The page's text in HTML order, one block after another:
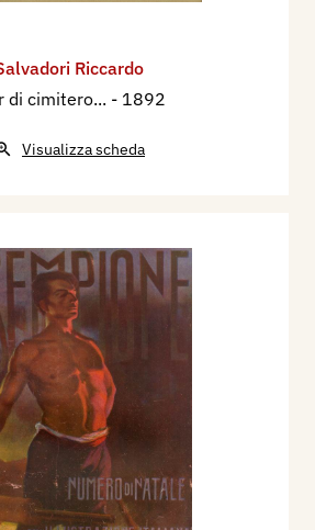
Riccardo
di cimitero... - 1892
Visualizza scheda